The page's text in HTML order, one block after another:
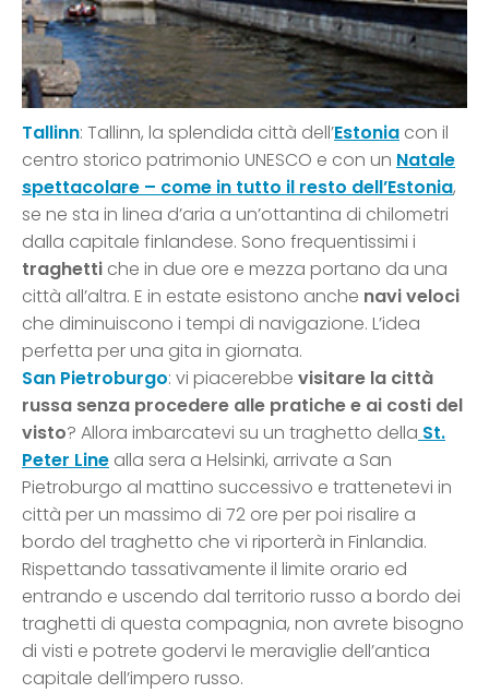
Tallinn: Tallinn, la splendida città dell’Estonia con il
centro storico patrimonio UNESCO e con un Natale
spettacolare – come in tutto il resto dell’Estonia,
se ne sta in linea d’aria a un’ottantina di chilometri
dalla capitale finlandese. Sono frequentissimi i
traghetti che in due ore e mezza portano da una
città all’altra. E in estate esistono anche navi veloci
che diminuiscono i tempi di navigazione. L’idea
perfetta per una gita in giornata.
San Pietroburgo: vi piacerebbe visitare la città
russa senza procedere alle pratiche e ai costi del
visto? Allora imbarcatevi su un traghetto della St.
Peter Line alla sera a Helsinki, arrivate a San
Pietroburgo al mattino successivo e trattenetevi in
città per un massimo di 72 ore per poi risalire a
bordo del traghetto che vi riporterà in Finlandia.
Rispettando tassativamente il limite orario ed
entrando e uscendo dal territorio russo a bordo dei
traghetti di questa compagnia, non avrete bisogno
di visti e potrete godervi le meraviglie dell’antica
capitale dell’impero russo.